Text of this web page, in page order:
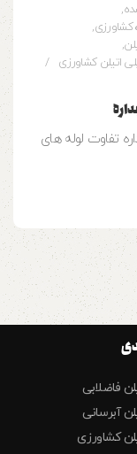
,
,
,
اتیلن کشاورزی
تفاوت لوله های
فاضلابی
آبرسانی
کشاورزی